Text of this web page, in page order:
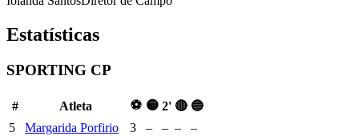
Estatísticas
SPORTING CP
# Atleta ⚽ 🟡 2' 🔴 🔵
5
Margarida Porfirio 3 – – –
–